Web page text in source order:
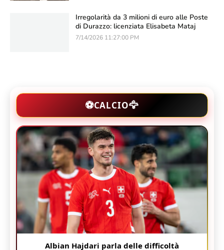
Irregolarità da 3 milioni di euro alle Poste
di Durazzo: licenziata Elisabeta Mataj
7/14/2026 11:27:00 PM
⚽CALCIO🦅
Albian Hajdari parla delle difficoltà